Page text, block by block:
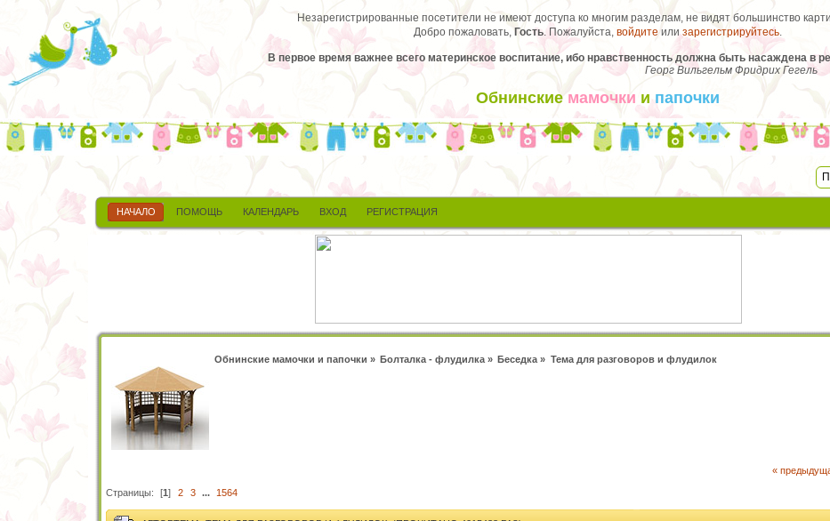
Незарегистрированные посетители не имеют доступа ко многим разделам, не видят большинство
Добро пожаловать, Гость. Пожалуйста, войдите илизарегистрируйтесь.
В первое время важнее всего материнское воспитание, ибо нравственность должна быть насаждена в
Георг Вильгельм Фридрих Гегель
Обнинские мамочки ипапочки
НАЧАЛО ПОМОЩЬ КАЛЕНДАРЬ ВХОД РЕГИСТРАЦИЯ
Обнинские мамочки и папочки » Болталка - флудилка» Беседка » Тема для разговоров и флудилок
«
Страницы: [1] 2 3 ... 1564